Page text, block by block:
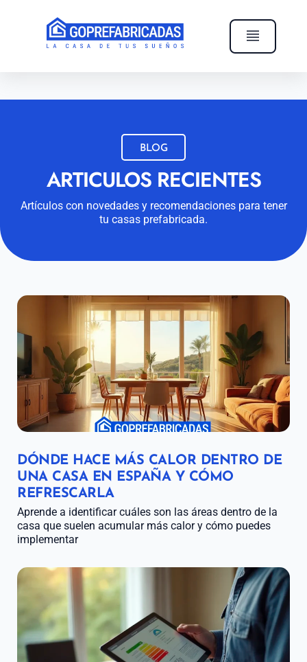
BLOG
ARTICULOS RECIENTES
Artículos con novedades y recomendaciones para tener
tu casas prefabricada.
DÓNDE HACE MÁS CALOR DENTRO DE
UNA CASA EN ESPAÑA Y CÓMO
REFRESCARLA
Aprende a identificar cuáles son las áreas dentro de la
casa que suelen acumular más calor y cómo puedes
implementar